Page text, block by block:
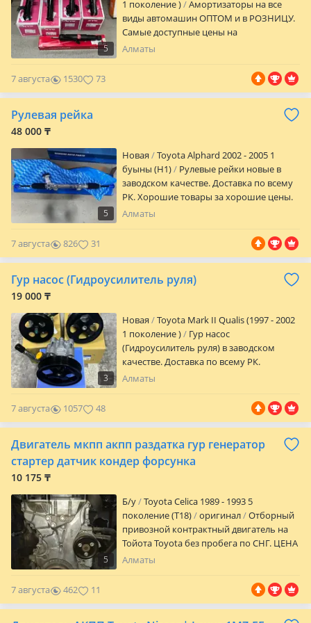
5
1 поколение )
Амортизаторы на все
виды автомашин ОПТОМ и в РОЗНИЦУ.
Самые доступные цены на
амортизаторов. Доставка по всему РК.
Алматы
7 августа 1530 73
Рулевая рейка
48 000 ₸
5
Новая
Toyota Alphard 2002 - 2005 1
буыны (H1)
Рулевые рейки новые в
заводском качестве. Доставка по всему
РК. Хорошие товары за хорошие цены.
Звоните уточняйте цены!
Алматы
7 августа 826 31
Гур насос (Гидроусилитель руля)
19 000 ₸
3
Новая
Toyota Mark II Qualis (1997 - 2002
1 поколение )
Гур насос
(Гидроусилитель руля) в заводском
качестве. Доставка по всему РК.
Хорошие товары за хорошие цены.
Алматы
7 августа 1057 48
Двигатель мкпп акпп раздатка гур генератор
стартер датчик кондер форсунка
10 175 ₸
5
Б/y
Toyota Celica 1989 - 1993 5
поколение (T18)
оригинал
Отборный
привозной контрактный двигатель на
Тойота Toyota без пробега по СНГ. ЦЕНА
Цену надо уточнять на момент покупки.
проверку запчасти 14 дней. Проверка
двигателей видеоэндоскопом, проверка
навесного оборудования на стендах.
Алматы
7 августа 462 11